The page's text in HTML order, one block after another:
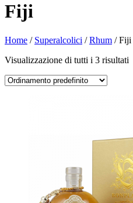
Fiji
Home / Superalcolici /Rhum / Fiji
Visualizzazione di tutti i 3 risultati